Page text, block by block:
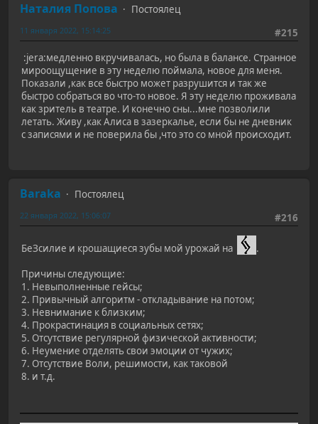
Наталия Попова
Постоялец
#215
11 января 2022, 15:14:25
:jera:медленно вкручивалась, но была в балансе. Странное
мироощущение в эту неделю поймала, новое для меня.
Показали ,как все быстро может разрушится и так же
быстро собраться во что-то новое. Я эту неделю проживала
как зритель в театре. И конечно сны...мне позволили
летать. Живу ,как Алиса в зазеркалье, если бы не дневник
с записями и не поверила бы ,что это со мной происходит.
Baraka
Постоялец
#216
22 января 2022, 15:06:07
БеЗсилие и крошащиеся зубы мой урожай на
.
Причины следующие:
1. Невыполненные гейсы;
2. Привычный алгоритм - откладывание на потом;
3. Невнимание к близким;
4. Прокрастинация в социальных сетях;
5. Отсутствие регулярной физической активности;
6. Неумение отделять свои эмоции от чужих;
7. Отсутствие Воли, решимости, как таковой
8. и т.д.